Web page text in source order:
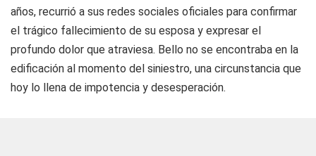
años, recurrió a sus redes sociales oficiales para confirmar
el trágico fallecimiento de su esposa y expresar el
profundo dolor que atraviesa. Bello no se encontraba en la
edificación al momento del siniestro, una circunstancia que
hoy lo llena de impotencia y desesperación.